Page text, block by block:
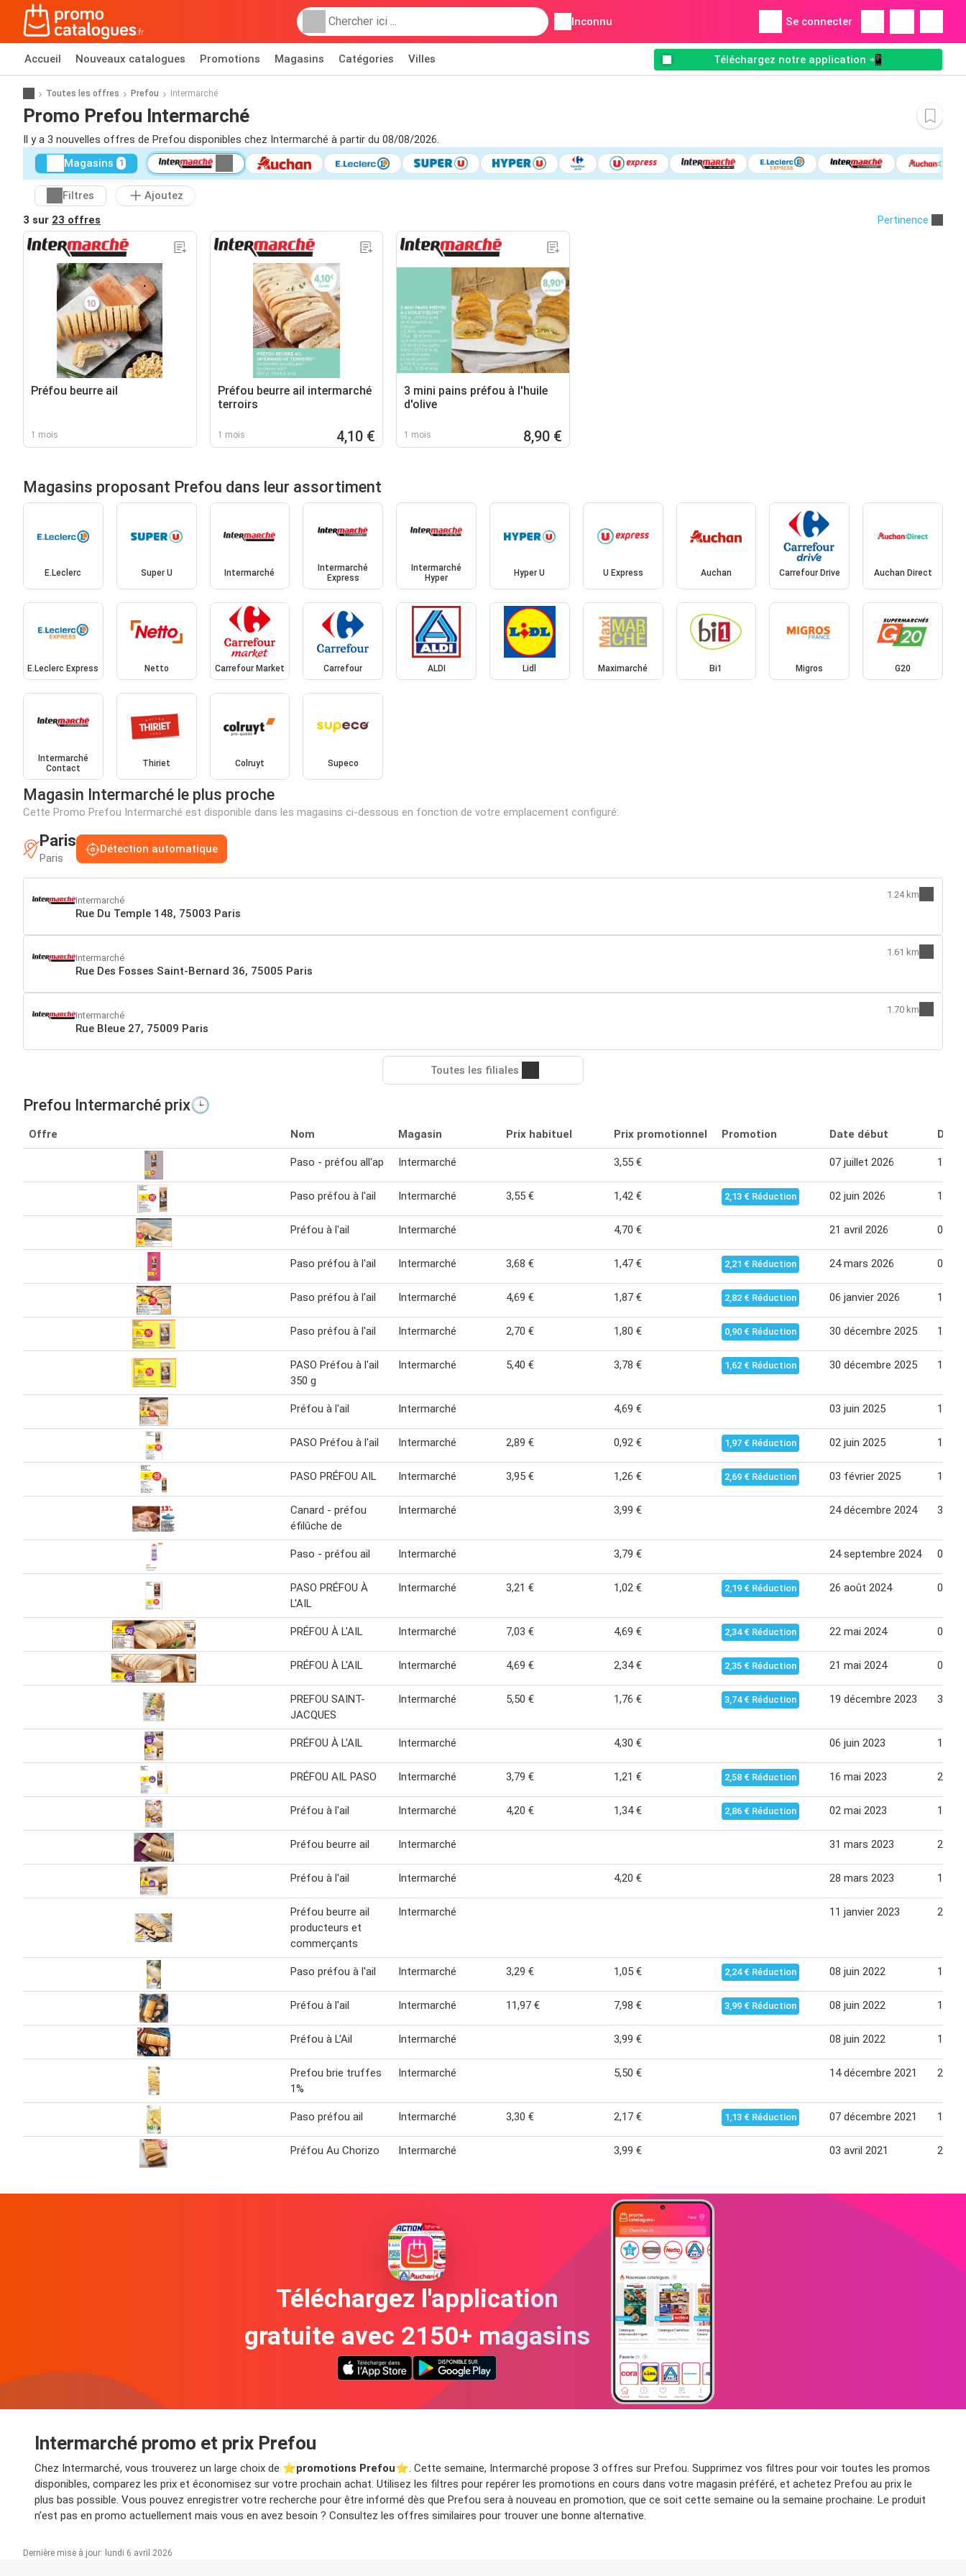
Inconnu Se connecter
Accueil Nouveaux catalogues Promotions Magasins Catégories Villes Téléchargez notre application 📲
Toutes les offres Prefou Intermarché
Promo Prefou Intermarché
Il y a 3 nouvelles offres de Prefou disponibles chez Intermarché à partir du 08/08/2026.
Magasins 1
Filtres
Ajoutez
3 sur 23 offres Pertinence
Préfou beurre ail
1 mois
Préfou beurre ail intermarché
terroirs
1 mois 4,10 €
3 mini pains préfou à l'huile
d'olive
1 mois 8,90 €
Magasins proposant Prefou dans leur assortiment
E.Leclerc Super U Intermarché
Intermarché
Express
Intermarché
Hyper
Hyper U U Express Auchan Carrefour Drive Auchan Direct
E.Leclerc Express Netto Carrefour Market Carrefour ALDI Lidl Maximarché Bi1 Migros G20
Intermarché
Contact
Thiriet Colruyt Supeco
Magasin Intermarché le plus proche
Cette Promo Prefou Intermarché est disponible dans les magasins ci-dessous en fonction de votre emplacement configuré:
Paris
Paris
Détection automatique
Intermarché
Rue Du Temple 148, 75003 Paris
1.24 km
Intermarché
Rue Des Fosses Saint-Bernard 36, 75005 Paris
1.61 km
Intermarché
Rue Bleue 27, 75009 Paris
1.70 km
Toutes les filiales
Prefou Intermarché prix🕒
Offre Nom Magasin Prix habituel Prix promotionnel Promotion Date début Date
Paso - préfou all'ap Intermarché 3,55 € 07 juillet 2026 19
Paso préfou à l'ail Intermarché 3,55 € 1,42 € 2,13 € Réduction 02 juin 2026 14
Préfou à l'ail Intermarché 4,70 € 21 avril 2026 03
Paso préfou à l'ail Intermarché 3,68 € 1,47 € 2,21 € Réduction 24 mars 2026 06
Paso préfou à l'ail Intermarché 4,69 € 1,87 € 2,82 € Réduction 06 janvier 2026 18
Paso préfou à l'ail Intermarché 2,70 € 1,80 € 0,90 € Réduction 30 décembre 2025 11
PASO Préfou à l'ail
350 g
Intermarché 5,40 € 3,78 € 1,62 € Réduction 30 décembre 2025 11
Préfou à l'ail Intermarché 4,69 € 03 juin 2025 15
PASO Préfou à l'ail Intermarché 2,89 € 0,92 € 1,97 € Réduction 02 juin 2025 15
PASO PRÉFOU AIL Intermarché 3,95 € 1,26 € 2,69 € Réduction 03 février 2025 16
Canard - préfou
éfilûche de
Intermarché 3,99 € 24 décembre 2024 31
Paso - préfou ail Intermarché 3,79 € 24 septembre 2024 06
PASO PRÉFOU À
L'AIL
Intermarché 3,21 € 1,02 € 2,19 € Réduction 26 août 2024 08
PRÉFOU À L'AIL Intermarché 7,03 € 4,69 € 2,34 € Réduction 22 mai 2024 02
PRÉFOU À L'AIL Intermarché 4,69 € 2,34 € 2,35 € Réduction 21 mai 2024 02
PREFOU SAINT-
JACQUES
Intermarché 5,50 € 1,76 € 3,74 € Réduction 19 décembre 2023 31
PRÉFOU À L'AIL Intermarché 4,30 € 06 juin 2023 18
PRÉFOU AIL PASO Intermarché 3,79 € 1,21 € 2,58 € Réduction 16 mai 2023 29
Préfou à l'ail Intermarché 4,20 € 1,34 € 2,86 € Réduction 02 mai 2023 14
Préfou beurre ail Intermarché 31 mars 2023 23
Préfou à l'ail Intermarché 4,20 € 28 mars 2023 10
Préfou beurre ail
producteurs et
commerçants
Intermarché 11 janvier 2023 29
Paso préfou à l'ail Intermarché 3,29 € 1,05 € 2,24 € Réduction 08 juin 2022 19
Préfou à l'ail Intermarché 11,97 € 7,98 € 3,99 € Réduction 08 juin 2022 19
Préfou à L'Ail Intermarché 3,99 € 08 juin 2022 19
Prefou brie truffes
1%
Intermarché 5,50 € 14 décembre 2021 24
Paso préfou ail Intermarché 3,30 € 2,17 € 1,13 € Réduction 07 décembre 2021 12
Préfou Au Chorizo Intermarché 3,99 € 03 avril 2021 24
Téléchargez l'application
gratuite avec 2150+ magasins
Intermarché promo et prix Prefou
Chez Intermarché, vous trouverez un large choix de ⭐️promotions Prefou⭐️. Cette semaine, Intermarché propose 3 offres sur Prefou. Supprimez vos filtres pour voir toutes les promos
disponibles, comparez les prix et économisez sur votre prochain achat. Utilisez les filtres pour repérer les promotions en cours dans votre magasin préféré, et achetez Prefou au prix le
plus bas possible. Vous pouvez enregistrer votre recherche pour être informé dès que Prefou sera à nouveau en promotion, que ce soit cette semaine ou la semaine prochaine. Le produit
n’est pas en promo actuellement mais vous en avez besoin ? Consultez les offres similaires pour trouver une bonne alternative.
Dernière mise à jour: lundi 6 avril 2026